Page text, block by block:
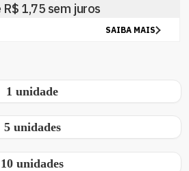
1 unidade
5 unidades
10 unidades